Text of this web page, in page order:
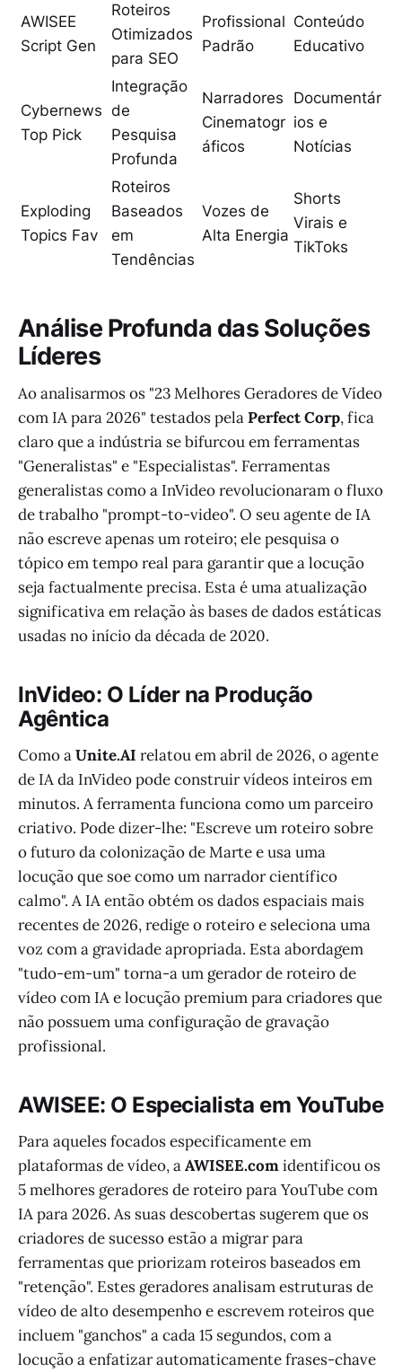
AWISEE
Script Gen
Roteiros
Otimizados
para SEO
Profissional
Padrão
Conteúdo
Educativo
Cybernews
Top Pick
Integração
de
Pesquisa
Profunda
Narradores
Cinematogr
áficos
Documentár
ios e
Notícias
Exploding
Topics Fav
Roteiros
Baseados
em
Tendências
Vozes de
Alta Energia
Shorts
Virais e
TikToks
Análise Profunda das Soluções
Líderes
Ao analisarmos os "23 Melhores Geradores de Vídeo
com IA para 2026" testados pelaPerfect Corp, fica
claro que a indústria se bifurcou em ferramentas
"Generalistas" e "Especialistas". Ferramentas
generalistas como a InVideo revolucionaram o fluxo
de trabalho "prompt-to-video". O seu agente de IA
não escreve apenas um roteiro; ele pesquisa o
tópico em tempo real para garantir que a locução
seja factualmente precisa. Esta é uma atualização
significativa em relação às bases de dados estáticas
usadas no início da década de 2020.
InVideo: O Líder na Produção
Agêntica
Como aUnite.AI relatou em abril de 2026, o agente
de IA da InVideo pode construir vídeos inteiros em
minutos. A ferramenta funciona como um parceiro
criativo. Pode dizer-lhe: "Escreve um roteiro sobre
o futuro da colonização de Marte e usa uma
locução que soe como um narrador científico
calmo". A IA então obtém os dados espaciais mais
recentes de 2026, redige o roteiro e seleciona uma
voz com a gravidade apropriada. Esta abordagem
"tudo-em-um" torna-a um gerador de roteiro de
vídeo com IA e locução premium para criadores que
não possuem uma configuração de gravação
profissional.
AWISEE: O Especialista em YouTube
Para aqueles focados especificamente em
plataformas de vídeo, aAWISEE.comidentificou os
5 melhores geradores de roteiro para YouTube com
IA para 2026. As suas descobertas sugerem que os
criadores de sucesso estão a migrar para
ferramentas que priorizam roteiros baseados em
"retenção". Estes geradores analisam estruturas de
vídeo de alto desempenho e escrevem roteiros que
incluem "ganchos" a cada 15 segundos, com a
locução a enfatizar automaticamente frases-chave